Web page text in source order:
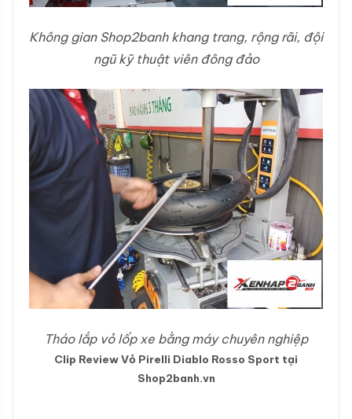
Không gian Shop2banh khang trang, rộng rãi, đội
ngũ kỹ thuật viên đông đảo
Tháo lắp vỏ lốp xe bằng máy chuyên nghiệp
Clip Review Vỏ Pirelli Diablo Rosso Sport tại
Shop2banh.vn